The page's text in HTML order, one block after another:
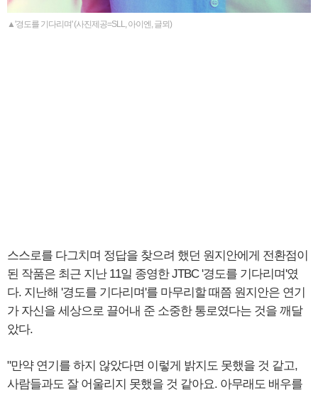
▲'경도를 기다리며' (사진제공=SLL, 아이엔, 글뫼)
스스로를 다그치며 정답을 찾으려 했던 원지안에게 전환점이
된 작품은 최근 지난 11일 종영한 JTBC '경도를 기다리며'였
다. 지난해 '경도를 기다리며'를 마무리할 때쯤 원지안은 연기
가 자신을 세상으로 끌어내 준 소중한 통로였다는 것을 깨달
았다.
"만약 연기를 하지 않았다면 이렇게 밝지도 못했을 것 같고,
사람들과도 잘 어울리지 못했을 것 같아요. 아무래도 배우를